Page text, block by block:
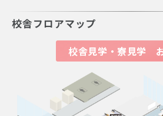
校舎フロアマップ
校舎見学・寮見学